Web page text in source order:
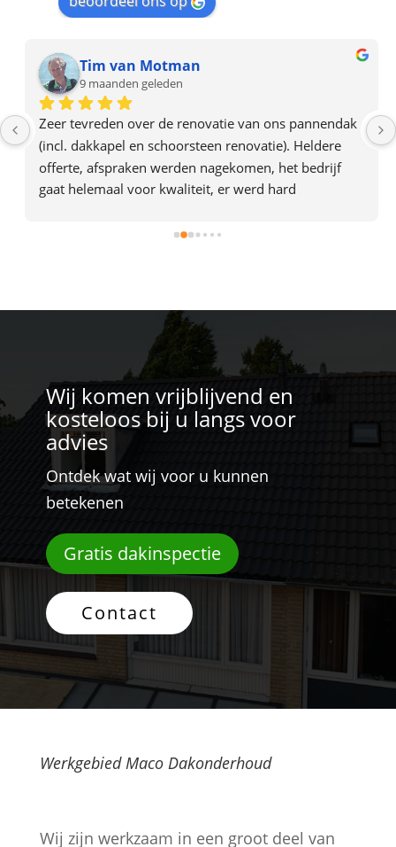
Tim van Motman
9 maanden geleden
Zeer tevreden over de renovatie van ons pannendak
(incl. dakkapel en schoorsteen renovatie). Heldere
offerte, afspraken werden nagekomen, het bedrijf
gaat helemaal voor kwaliteit, er werd hard
ook de indruk plezier in hun werk te hebben. Een
Wij komen vrijblijvend en
kosteloos bij u langs voor
advies
Ontdek wat wij voor u kunnen
betekenen
Gratis dakinspectie
Contact
Werkgebied Maco Dakonderhoud
Wij zijn werkzaam in een groot deel van